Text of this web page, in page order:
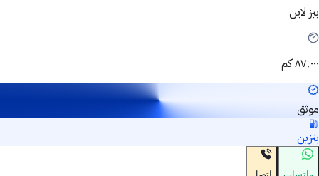
بيز لاين
٨٧٬٠٠٠ كم
موثق
بنزين